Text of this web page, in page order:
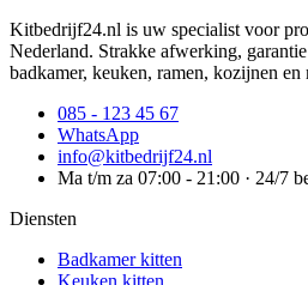
Kitbedrijf24.nl is uw specialist voor
Nederland. Strakke afwerking,
badkamer, keuken, ramen, kozijnen en
085 - 123 45 67
WhatsApp
info@kitbedrijf24.nl
Ma t/m za 07:00 - 21:00 · 24/7
Diensten
Badkamer kitten
Keuken kitten